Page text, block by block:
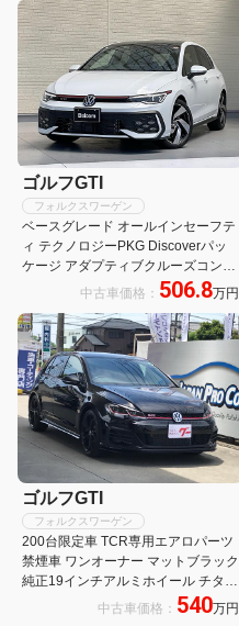
ワンオーナー エアバッグ
ゴルフGTI
フォルクスワーゲン
ベースグレード オールインセーフテ
ィ テクノロジーPKG Discoverパッ
ケージ アダプティブクルーズコント
ロール レーンキープアシスト レーン
レーキ 専用スポーツサスペンション
中古車価格： 506.8万円
ゴルフGTI
フォルクスワーゲン
200台限定車 TCR専用エアロパーツ
禁煙車 ワンオーナー マットブラック
純正19インチアルミホイール チタン
マフラー ナビTV バックカメラ
中古車価格： 540万円